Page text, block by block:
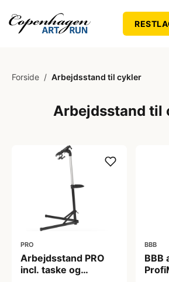
Forside / Arbejdsstand til cykler
Arbejdsstand til
PRO
Arbejdsstand PRO
incl. taske og
BBB
BBB